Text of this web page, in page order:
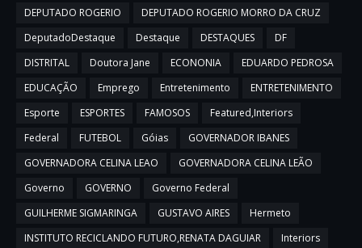
DEPUTADO ROGERIO
DEPUTADO ROGERIO MORRO DA CRUZ
DeputadoDestaque
Destaque DESTAQUES
DF
DISTRITAL
Doutora Jane ECONONIA
EDUARDO PEDROSA
EDUCAÇÃO
Emprego Entretenimento
ENTRETENIMENTO
Esporte
ESPORTES FAMOSOS
Featured,Interiors
Federal
FUTEBOL Góias
GOVERNADOR IBANES
GOVERNADORA CELINA LEAO
GOVERNADORA CELINA LEÃO
Governo
GOVERNO
Governo Federal
GUILHERME SIGMARINGA
GUSTAVO AIRES
Hermeto
INSTITUTO RECICLANDO FUTURO,RENATA DAGUIAR
Interiors